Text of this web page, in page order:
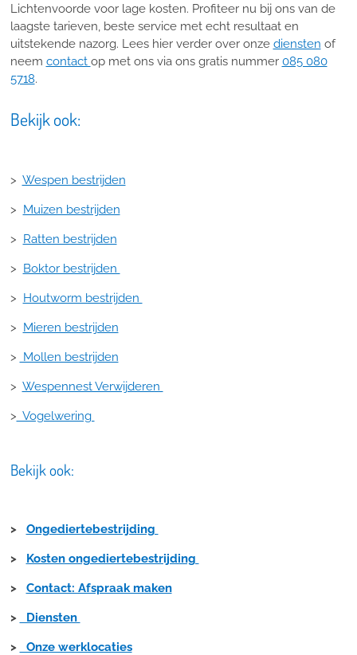
Lichtenvoorde voor lage kosten. Profiteer nu bij ons van de
laagste tarieven, beste service met echt resultaat en
uitstekende nazorg. Lees hier verder over onze diensten of
neem contact op met ons via ons gratis nummer 085 080
5718.
Bekijk ook:
> Wespen bestrijden
> Muizen bestrijden
> Ratten bestrijden
> Boktor bestrijden
> Houtworm bestrijden
> Mieren bestrijden
> Mollen bestrijden
> Wespennest Verwijderen
> Vogelwering
Bekijk ook:
> Ongediertebestrijding
> Kosten ongediertebestrijding
> Contact: Afspraak maken
> Diensten
> Onze werklocaties